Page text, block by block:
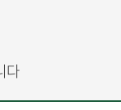
다